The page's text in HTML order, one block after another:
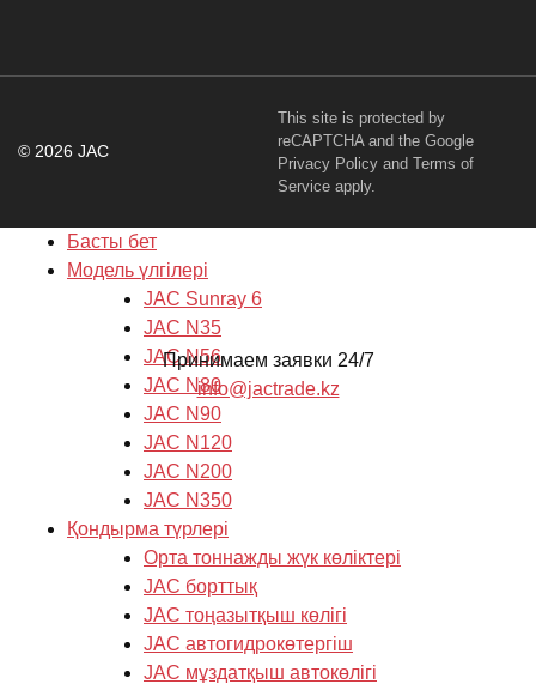
© 2026 JAC
This site is protected by
reCAPTCHA and the Google
Privacy Policy and Terms of
Service apply.
Басты бет
Модель үлгілері
JAC Sunray 6
JAC N35
JAC N56
JAC N80
JAC N90
JAC N120
JAC N200
JAC N350
Қондырма түрлері
Орта тоннажды жүк көліктері
JAC борттық
JAC тоңазытқыш көлігі
JAC автогидрокөтергіш
JAC мұздатқыш автокөлігі
Принимаем заявки 24/7
info@jactrade.kz